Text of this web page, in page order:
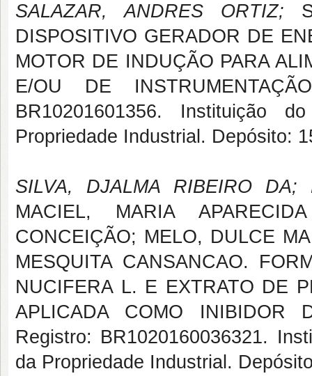
SALAZAR, ANDRES ORTIZ;
DISPOSITIVO GERADOR DE
MOTOR DE INDUÇÃO PARA
E/OU DE
BR10201601356. Instituição
Propriedade Industrial. Depósito:
SILVA, DJALMA RIBEIRO DA;
MACIEL, MARIA
CONCEIÇÃO; MELO, DULCE
MESQUITA CANSANCAO.
NUCIFERA L. E EXTRATO DE
APLICADA COMO INIBIDOR
Registro: BR1020160036321.
da Propriedade Industrial.